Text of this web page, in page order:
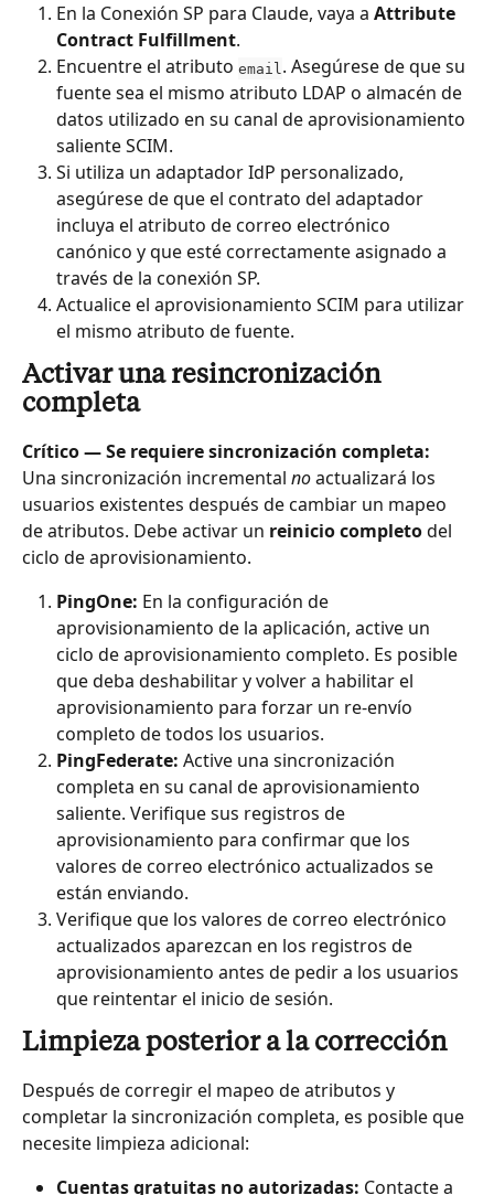
En la Conexión SP para Claude, vaya a Attribute
Contract Fulfillment.
Encuentre el atributo email . Asegúrese de que su
fuente sea el mismo atributo LDAP o almacén de
datos utilizado en su canal de aprovisionamiento
saliente SCIM.
Si utiliza un adaptador IdP personalizado,
asegúrese de que el contrato del adaptador
incluya el atributo de correo electrónico
canónico y que esté correctamente asignado a
través de la conexión SP.
Actualice el aprovisionamiento SCIM para utilizar
el mismo atributo de fuente.
Activar una resincronización
completa
Crítico — Se requiere sincronización completa:
Una sincronización incremental no actualizará los
usuarios existentes después de cambiar un mapeo
de atributos. Debe activar un reinicio completo del
ciclo de aprovisionamiento.
PingOne: En la configuración de
aprovisionamiento de la aplicación, active un
ciclo de aprovisionamiento completo. Es posible
que deba deshabilitar y volver a habilitar el
aprovisionamiento para forzar un re-envío
completo de todos los usuarios.
PingFederate: Active una sincronización
completa en su canal de aprovisionamiento
saliente. Verifique sus registros de
aprovisionamiento para confirmar que los
valores de correo electrónico actualizados se
están enviando.
Verifique que los valores de correo electrónico
actualizados aparezcan en los registros de
aprovisionamiento antes de pedir a los usuarios
que reintentar el inicio de sesión.
Limpieza posterior a la corrección
Después de corregir el mapeo de atributos y
completar la sincronización completa, es posible que
necesite limpieza adicional:
Cuentas gratuitas no autorizadas: Contacte a